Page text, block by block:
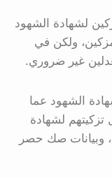
لشهادة الشهود
ولكن في
غير ضروري.
الشهود عما
لشهادة
وبيانات صك حصر